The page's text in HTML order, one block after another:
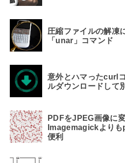
圧縮ファイルの解凍
「unar」コマンド
意外とハマったcurl
ルダウンロードして
PDFをJPEG画像に
Imagemagickより
便利